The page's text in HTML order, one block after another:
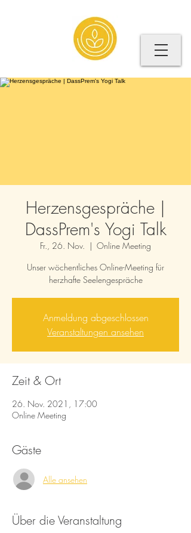
Herzensgespräche |
DassPrem's Yogi Talk
Fr., 26. Nov.
  |
Online Meeting
Unser wöchentliches Online-Meeting für
herzhafte Seelengespräche
Anmeldung abgeschlossen
Veranstaltungen ansehen
Zeit & Ort
26. Nov. 2021, 17:00
Online Meeting
Gäste
Alle ansehen
Über die Veranstaltung